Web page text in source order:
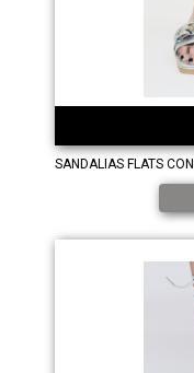
SANDALIAS FLATS